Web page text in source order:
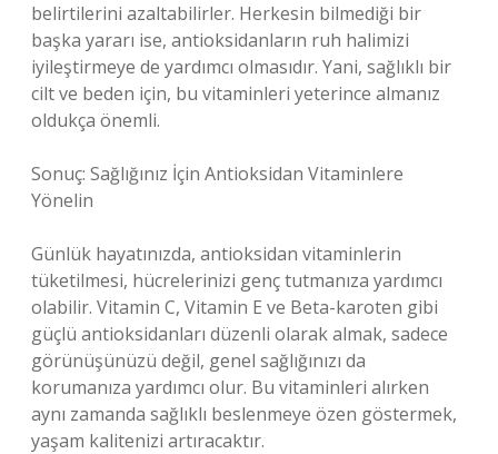
belirtilerini azaltabilirler. Herkesin bilmediği bir
başka yararı ise, antioksidanların ruh halimizi
iyileştirmeye de yardımcı olmasıdır. Yani, sağlıklı bir
cilt ve beden için, bu vitaminleri yeterince almanız
oldukça önemli.
Sonuç: Sağlığınız İçin Antioksidan Vitaminlere
Yönelin
Günlük hayatınızda, antioksidan vitaminlerin
tüketilmesi, hücrelerinizi genç tutmanıza yardımcı
olabilir. Vitamin C, Vitamin E ve Beta-karoten gibi
güçlü antioksidanları düzenli olarak almak, sadece
görünüşünüzü değil, genel sağlığınızı da
korumanıza yardımcı olur. Bu vitaminleri alırken
aynı zamanda sağlıklı beslenmeye özen göstermek,
yaşam kalitenizi artıracaktır.